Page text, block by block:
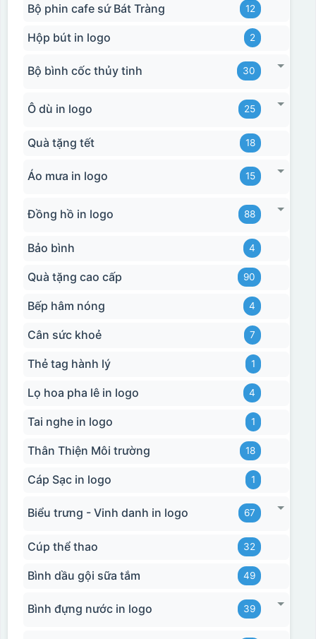
Bộ phin cafe sứ Bát Tràng 12
Hộp bút in logo 2
Bộ bình cốc thủy tinh 30
Ô dù in logo 25
Quà tặng tết 18
Áo mưa in logo 15
Đồng hồ in logo 88
Bảo bình 4
Quà tặng cao cấp 90
Bếp hâm nóng 4
Cân sức khoẻ 7
Thẻ tag hành lý 1
Lọ hoa pha lê in logo 4
Tai nghe in logo 1
Thân Thiện Môi trường 18
Cáp Sạc in logo 1
Biểu trưng - Vinh danh in logo 67
Cúp thể thao 32
Bình dầu gội sữa tắm 49
Bình đựng nước in logo 39